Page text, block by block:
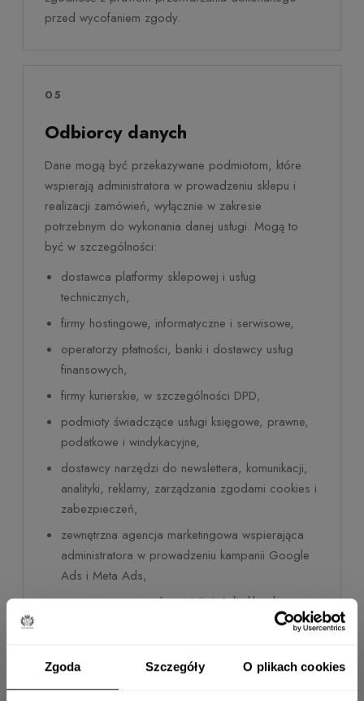
Zgoda Szczegóły O plikach cookies
przed wycofaniem zgody.
05
Odbiorcy danych
Dane mogą być przekazywane podmiotom, które
wspierają administratora w prowadzeniu sklepu i
realizacji zamówień, wyłącznie w zakresie
potrzebnym do wykonania danej usługi. Mogą to
być w szczególności:
dostawca platformy sklepowej i usług
technicznych,
firmy hostingowe, informatyczne i serwisowe,
operatorzy płatności, banki i dostawcy usług
finansowych,
firmy kurierskie, w szczególności DPD,
podmioty świadczące usługi księgowe, prawne,
podatkowe i windykacyjne,
dostawcy narzędzi do newslettera, komunikacji,
analityki, reklamy, zarządzania zgodami cookies i
zabezpieczeń,
zewnętrzna agencja marketingowa wspierająca
administratora w prowadzeniu kampanii Google
Ads i Meta Ads,
operatorzy systemów opinii, jeżeli sklep korzysta
danych wynika z przepisów prawa.